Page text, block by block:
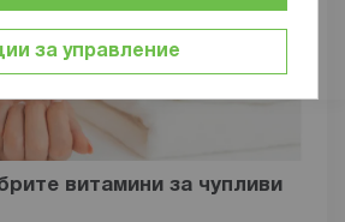
витамини за чупливи
за управление